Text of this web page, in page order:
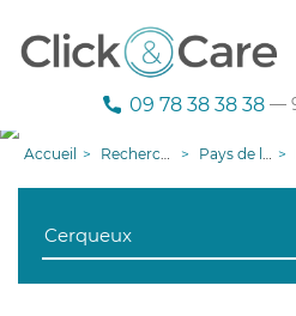
09 78 38 38 38 —
Accueil Recherche aide à domicile Pays de la Loire